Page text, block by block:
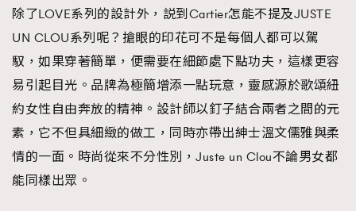
除了LOVE系列的設計外，説到Cartier怎能不提及JUSTE
UN CLOU系列呢？搶眼的印花可不是每個人都可以駕
馭，如果穿著簡單，便需要在細節處下點功夫，這樣更容
易引起目光。品牌為極簡增添一點玩意，靈感源於歌頌紐
約女性自由奔放的精神。設計師以釘子結合兩者之間的元
素，它不但具細緻的做工，同時亦帶出紳士溫文儒雅與柔
情的一面。時尚從來不分性別，Juste un Clou不論男女都
能同樣出眾。